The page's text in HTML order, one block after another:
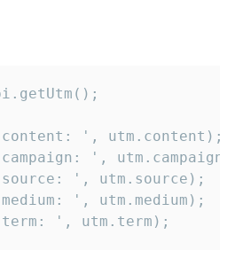
content: ', utm.content);
',
', utm.source);
', utm.medium);
term: ', utm.term);